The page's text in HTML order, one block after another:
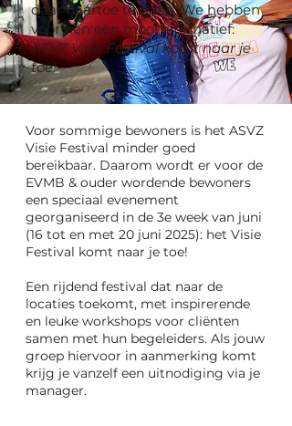
daar naartoe te gaan. We hebben
voor hen een mooi alternatief:
ASVZ Visie Festival komt naar je
toe!
Voor sommige bewoners is het ASVZ
Visie Festival minder goed
bereikbaar. Daarom wordt er voor de
EVMB & ouder wordende bewoners
een speciaal evenement
georganiseerd in de 3e week van juni
(16 tot en met 20 juni 2025): het Visie
Festival komt naar je toe!
Een rijdend festival dat naar de
locaties toekomt, met inspirerende
en leuke workshops voor cliënten
samen met hun begeleiders. Als jouw
groep hiervoor in aanmerking komt
krijg je vanzelf een uitnodiging via je
manager.